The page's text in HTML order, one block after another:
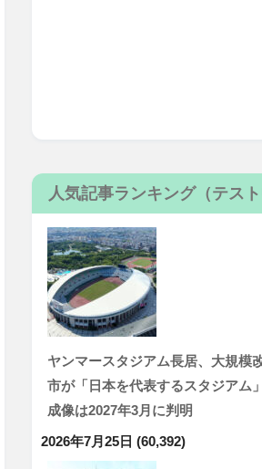
人気記事ランキング（テスト
ヤンマースタジアム長居、大規模
市が「日本を代表するスタジアム
成像は2027年3月に判明
2026年7月25日 (60,392)